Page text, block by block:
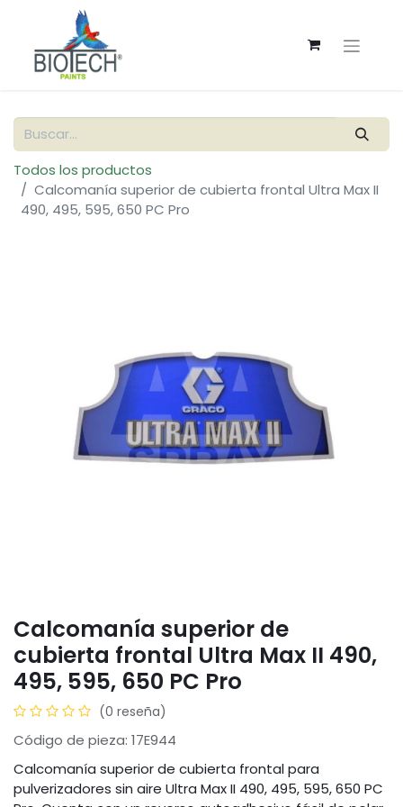
Todos los productos
Calcomanía superior de cubierta frontal Ultra Max II
490, 495, 595, 650 PC Pro
Calcomanía superior de
cubierta frontal Ultra Max II 490,
495, 595, 650 PC Pro
(0 reseña)
Código de pieza: 17E944
Calcomanía superior de cubierta frontal para
pulverizadores sin aire Ultra Max II 490, 495, 595, 650 PC